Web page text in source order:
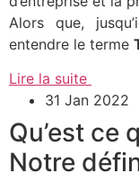
Alors que,
entendre le terme
Lire la suite
31 Jan 2022
Qu’est ce
Notre